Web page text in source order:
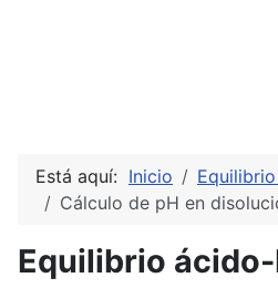
Está aquí: Inicio
Cálculo de pH en
Equilibrio